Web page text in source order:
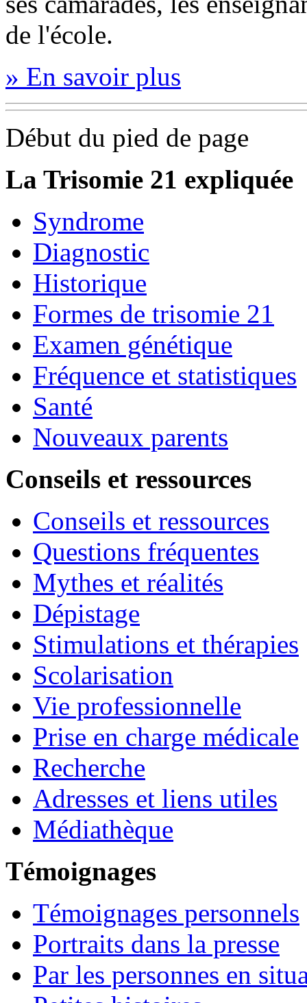
de l'école.
» En savoir plus
Début du pied de page
La Trisomie 21 expliquée
Syndrome
Diagnostic
Historique
Formes de trisomie 21
Examen génétique
Fréquence et statistiques
Santé
Nouveaux parents
Conseils et ressources
Conseils et ressources
Questions fréquentes
Mythes et réalités
Dépistage
Stimulations et thérapies
Scolarisation
Vie professionnelle
Prise en charge médicale
Recherche
Adresses et liens utiles
Médiathèque
Témoignages
Témoignages personnels
Portraits dans la presse
Par les personnes en